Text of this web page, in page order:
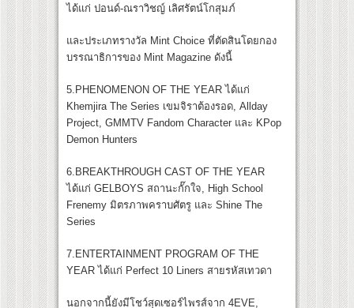
ได้แก่ ปอนด์-ณราวิชญ์ เลิศรัตน์โกสุมภ์
และประเภทรางวัล Mint Choice ที่ตัดสินโดยกอง
บรรณาธิการของ Mint Magazine ดังนี้
5.PHENOMENON OF THE YEAR ได้แก่
Khemjira The Series เขมจิราต้องรอด, Allday
Project, GMMTV Fandom Character และ KPop
Demon Hunters
6.BREAKTHROUGH CAST OF THE YEAR
ได้แก่ GELBOYS สถานะกั๊กใจ, High School
Frenemy มิตรภาพคราบศัตรู และ Shine The
Series
7.ENTERTAINMENT PROGRAM OF THE
YEAR ได้แก่ Perfect 10 Liners สายรหัสเทวดา
นอกจากนี้ยังมีโชว์สุดเซอร์ไพรส์จาก 4EVE,